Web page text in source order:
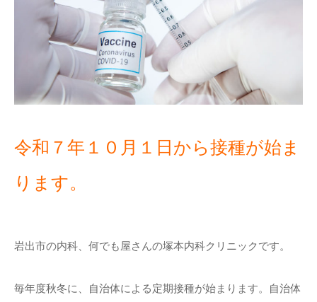
令和７年１０月１日から接種が始ま
ります。
岩出市の内科、何でも屋さんの塚本内科クリニックです。
毎年度秋冬に、自治体による定期接種が始まります。自治体